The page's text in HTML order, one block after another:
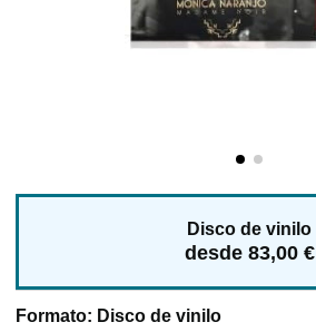
Disco de vinilo
desde 83,00 €
Formato: Disco de vinilo